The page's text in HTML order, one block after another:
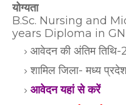
योग्यता
B.Sc. Nursing and
years Diploma in
आवेदन की अंतिम
शामिल जिला- मध्य
आवेदन यहां से करें